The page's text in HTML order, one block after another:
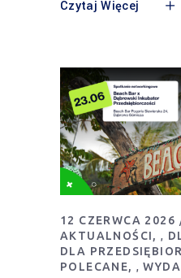
Czytaj Więcej
12 CZERWCA 2026
AKTUALNOŚCI
,
DLA
POLECANE
,